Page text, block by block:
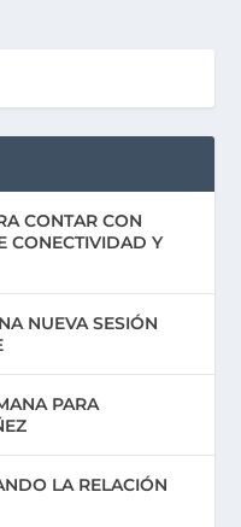
CONTAR CON
CONECTIVIDAD Y
NUEVA SESIÓN
PARA
LA RELACIÓN